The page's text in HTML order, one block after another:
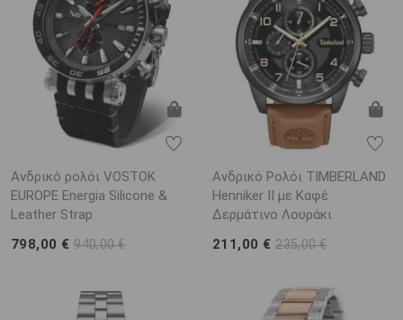
Ανδρικό ρολόι VOSTOK
EUROPE Energia Silicone &
Leather Strap
798,00 €940,00 €
Ανδρικό Ρολόι TIMBERLAND
Henniker II με Καφέ
Δερμάτινο Λουράκι
211,00 €235,00 €